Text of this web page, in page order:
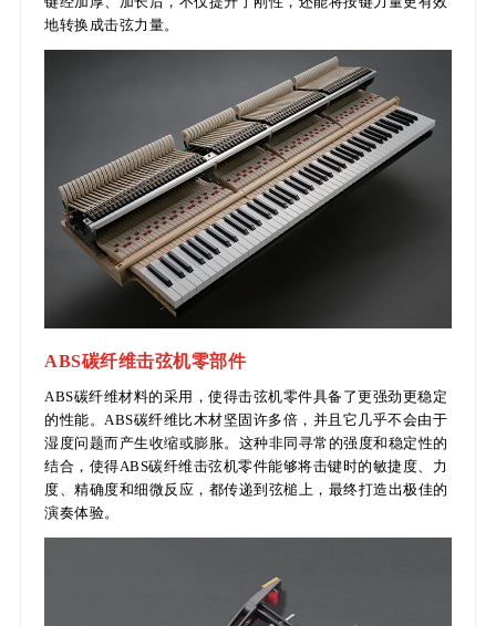
地转换成击弦力量。
ABS碳纤维击弦机零部件
ABS碳纤维材料的采用，使得击弦机零件具备了更强劲更稳定
的性能。ABS碳纤维比木材坚固许多倍，并且它几乎不会由于
湿度问题而产生收缩或膨胀。这种非同寻常的强度和稳定性的
结合，使得ABS碳纤维击弦机零件能够将击键时的敏捷度、力
度、精确度和细微反应，都传递到弦槌上，最终打造出极佳的
演奏体验。